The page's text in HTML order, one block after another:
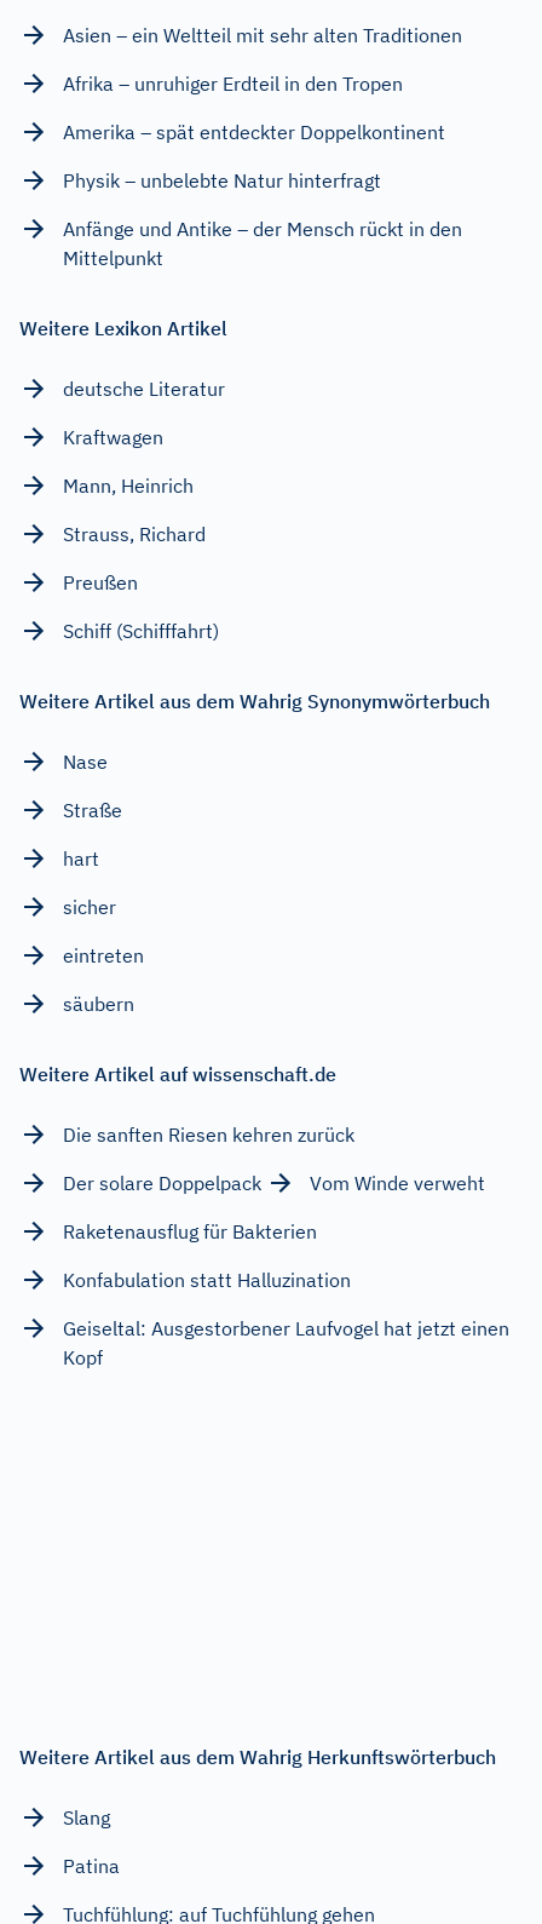
Asien – ein Weltteil mit sehr alten Traditionen
Afrika – unruhiger Erdteil in den Tropen
Amerika – spät entdeckter Doppelkontinent
Physik – unbelebte Natur hinterfragt
Anfänge und Antike – der Mensch rückt in den
Mittelpunkt
Weitere Lexikon Artikel
deutsche Literatur
Kraftwagen
Mann, Heinrich
Strauss, Richard
Preußen
Schiff (Schifffahrt)
Weitere Artikel aus dem Wahrig Synonymwörterbuch
Nase
Straße
hart
sicher
eintreten
säubern
Weitere Artikel auf wissenschaft.de
Die sanften Riesen kehren zurück
Der solare Doppelpack
Vom Winde verweht
Raketenausflug für Bakterien
Konfabulation statt Halluzination
Geiseltal: Ausgestorbener Laufvogel hat jetzt einen
Kopf
Weitere Artikel aus dem Wahrig Herkunftswörterbuch
Slang
Patina
Tuchfühlung: auf Tuchfühlung gehen